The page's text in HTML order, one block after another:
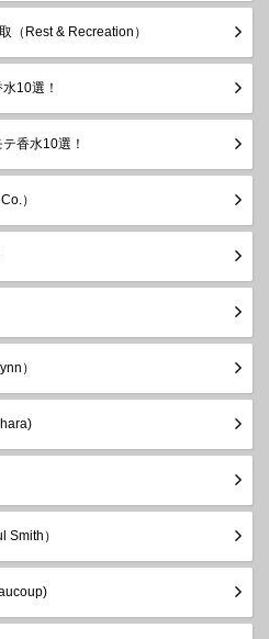
（Rest & Recreation）
10選！
香水10選！
）
）
Smith）